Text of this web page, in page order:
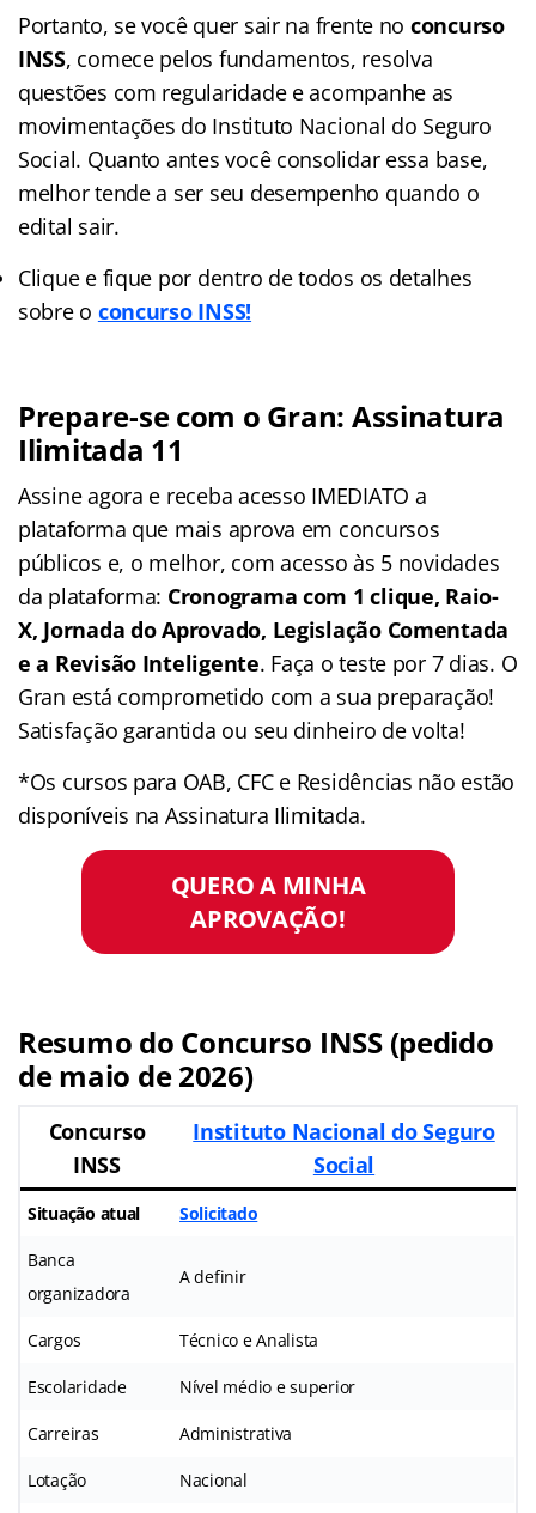
Portanto, se você quer sair na frente no concurso
INSS, comece pelos fundamentos, resolva
questões com regularidade e acompanhe as
movimentações do Instituto Nacional do Seguro
Social. Quanto antes você consolidar essa base,
melhor tende a ser seu desempenho quando o
edital sair.
Clique e fique por dentro de todos os detalhes
sobre o concurso INSS!
Prepare-se com o Gran: Assinatura
Ilimitada 11
Assine agora e receba acesso IMEDIATO a
plataforma que mais aprova em concursos
públicos e, o melhor, com acesso às 5 novidades
da plataforma: Cronograma com 1 clique, Raio-
X, Jornada do Aprovado, Legislação Comentada
e a Revisão Inteligente. Faça o teste por 7 dias. O
Gran está comprometido com a sua preparação!
Satisfação garantida ou seu dinheiro de volta!
*Os cursos para OAB, CFC e Residências não estão
disponíveis na Assinatura Ilimitada.
QUERO A MINHA
APROVAÇÃO!
Resumo do Concurso INSS (pedido
de maio de 2026)
Concurso
INSS
Instituto Nacional do Seguro
Social
Situação atual Solicitado
Banca
organizadora
A definir
Cargos Técnico e Analista
Escolaridade Nível médio e superior
Carreiras Administrativa
Lotação Nacional